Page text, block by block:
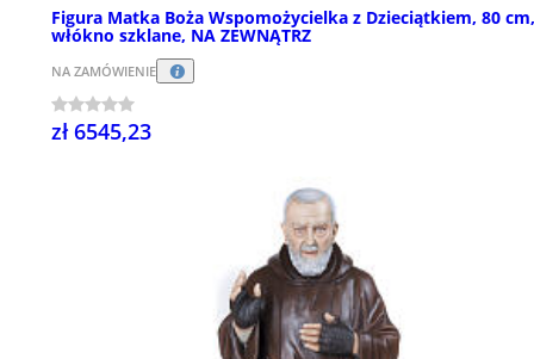
Figura Matka Boża Wspomożycielka z Dzieciątkiem, 80 cm,
włókno szklane, NA ZEWNĄTRZ
NA ZAMÓWIENIE
zł 6545,23